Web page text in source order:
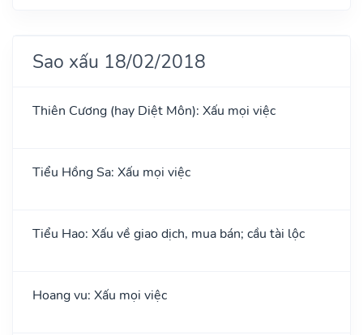
Sao xấu 18/02/2018
Thiên Cương (hay Diệt Môn): Xấu mọi việc
Tiểu Hồng Sa: Xấu mọi việc
Tiểu Hao: Xấu về giao dịch, mua bán; cầu tài lộc
Hoang vu: Xấu mọi việc